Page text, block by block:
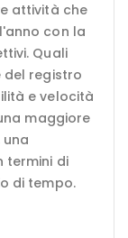
attività che
con la
Quali
del registro
e velocità
maggiore
una
termini di
di tempo.